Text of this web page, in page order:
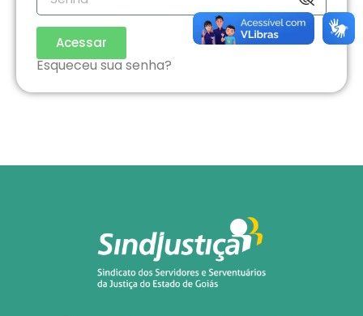
Acessar
Esqueceu sua senha?